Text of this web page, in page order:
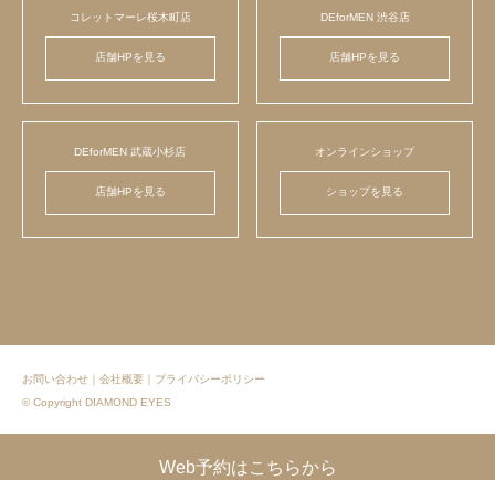
コレットマーレ桜木町店
店舗HPを見る
DEforMEN 渋谷店
店舗HPを見る
DEforMEN 武蔵小杉店
店舗HPを見る
オンラインショップ
ショップを見る
お問い合わせ 会社概要
プライバシーポリシー
© Copyright DIAMOND EYES
Web予約はこちらから